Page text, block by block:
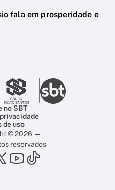
fala em prosperidade e
no SBT
de uso
© 2026 —
reservados